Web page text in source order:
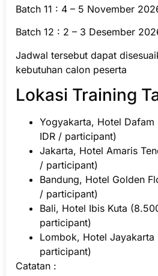
Batch 11 : 4 – 5 November
Batch 12 : 2 – 3 Desember
Jadwal tersebut dapat
kebutuhan calon peserta
Lokasi Training
Yogyakarta, Hotel Dafam
IDR / participant)
Jakarta, Hotel Amaris
/ participant)
Bandung, Hotel Golden
/ participant)
Bali, Hotel Ibis Kuta
participant)
Lombok, Hotel
participant)
Catatan :